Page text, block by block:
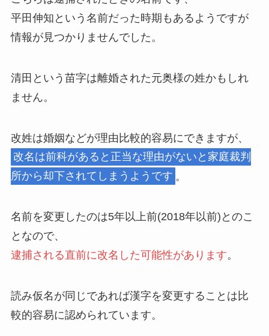
平田伸知という名前だった時期もあるようですが
情報が見つかりませんでした。
清田という苗字は離婚された元奥様の姓かもしれ
ません。
改姓は婚姻などが理由比較的容易にできますが、
改名は前科があると正当な理由がないと家庭裁判
所から却下されてしまうようです 。
名前を変更したのは5年以上前(2018年以前)とのこ
となので、
逮捕される直前に改名した可能性があります。
読み仮名が同じであれば漢字を変更することは比
較的容易に認められています。